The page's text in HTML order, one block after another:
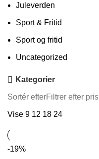
Juleverden
Sport & Fritid
Sport og fritid
Uncategorized
Kategorier
Sortér efterFiltrer efter pris
Vise 9 12 18 24
-19%